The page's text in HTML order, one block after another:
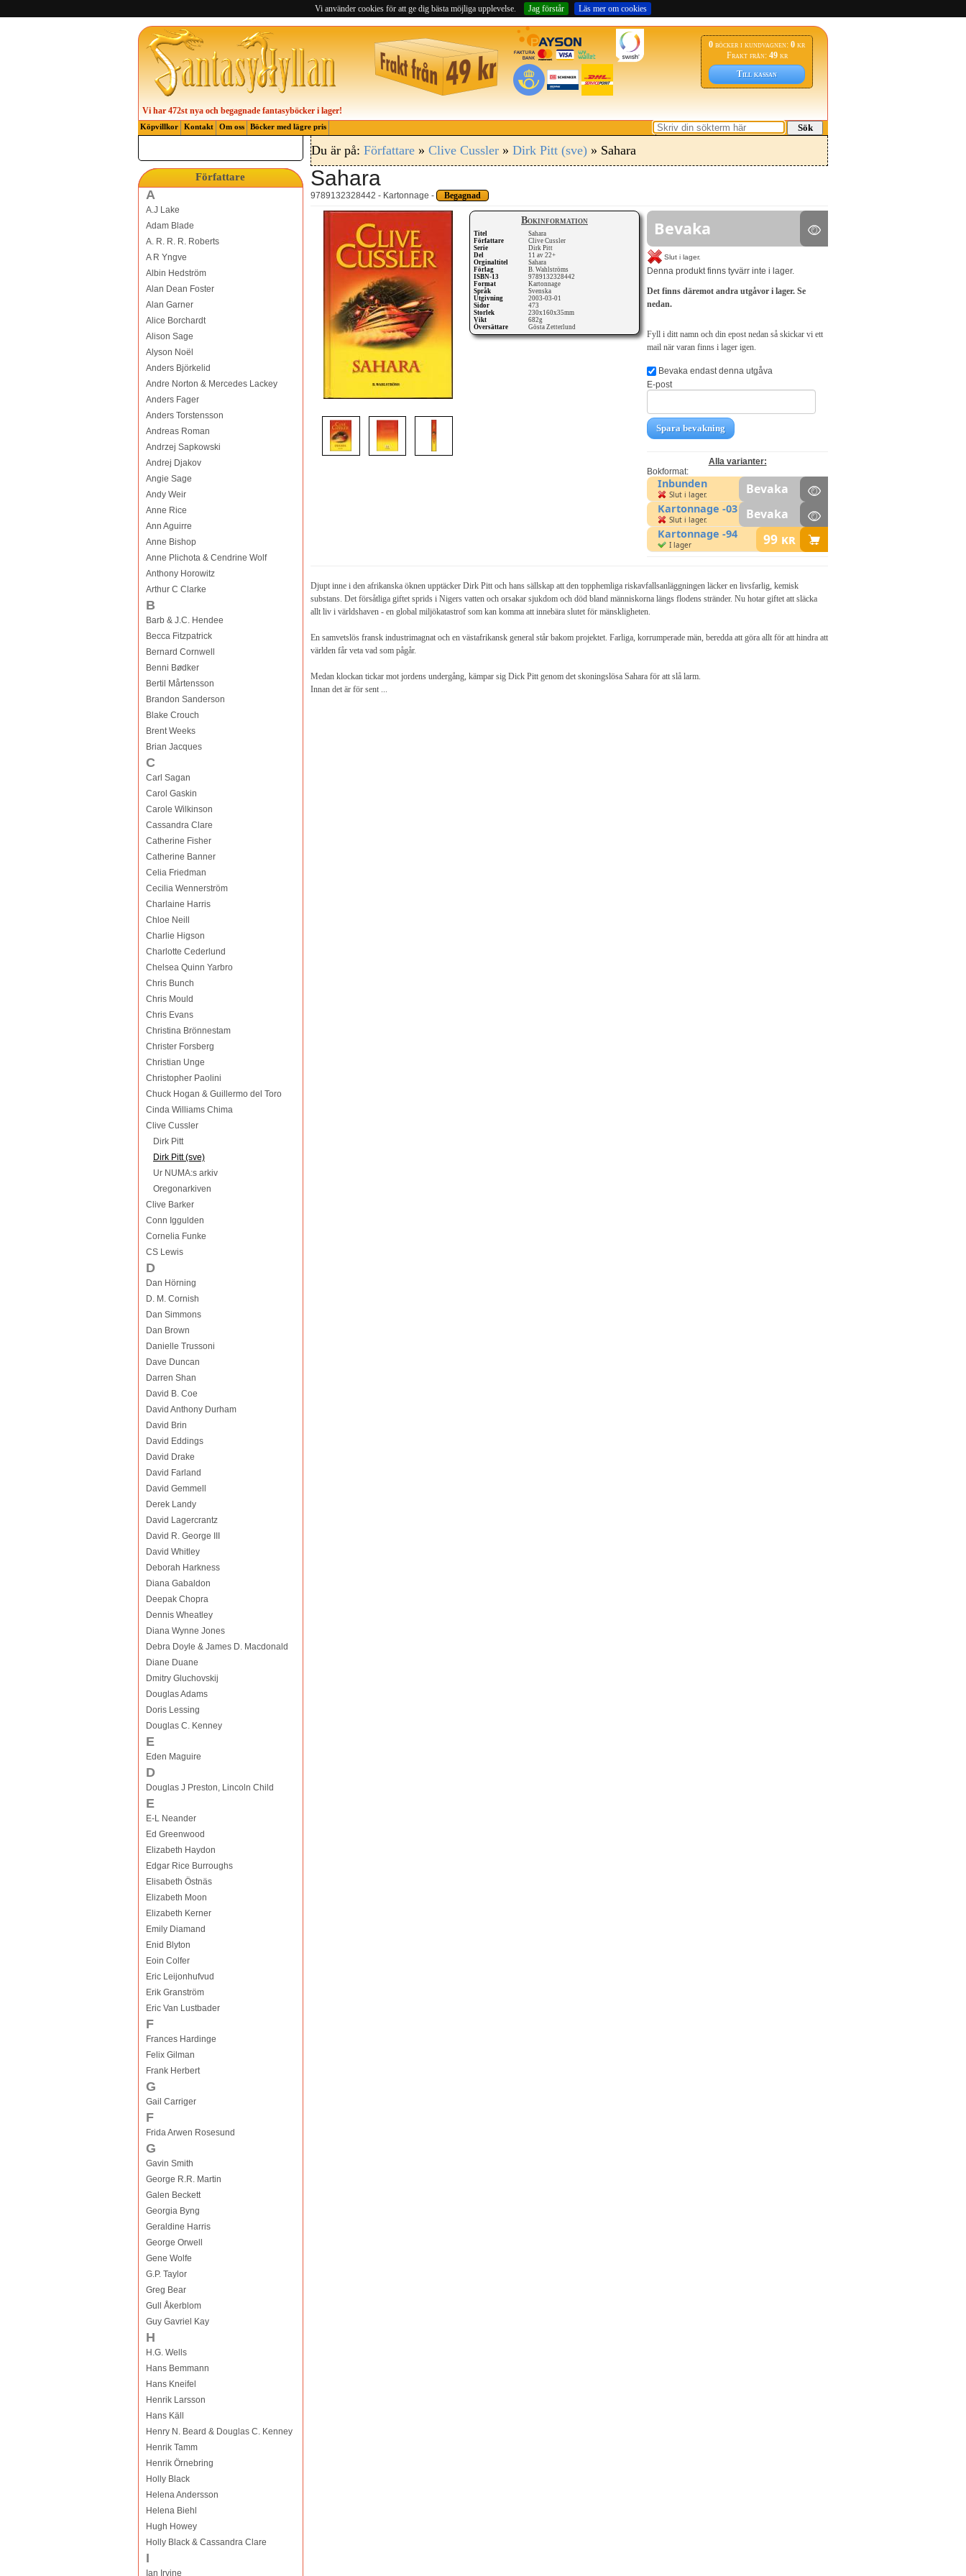
Vi använder cookies för att ge dig bästa möjliga upplevelse. Jag förstår Läs mer om cookies
0 böcker i kundvagnen:0kr
Frakt från: 49kr
Till kassan
Vi har 472st nya och begagnade fantasyböcker i lager!
Köpvillkor Kontakt Om oss Böcker med lägre pris Sök
Författare
A
A.J Lake
Adam Blade
A. R. R. R. Roberts
A R Yngve
Albin Hedström
Alan Dean Foster
Alan Garner
Alice Borchardt
Alison Sage
Alyson Noël
Anders Björkelid
Andre Norton & Mercedes Lackey
Anders Fager
Anders Torstensson
Andreas Roman
Andrzej Sapkowski
Andrej Djakov
Angie Sage
Andy Weir
Anne Rice
Ann Aguirre
Anne Bishop
Anne Plichota & Cendrine Wolf
Anthony Horowitz
Arthur C Clarke
B
Barb & J.C. Hendee
Becca Fitzpatrick
Bernard Cornwell
Benni Bødker
Bertil Mårtensson
Brandon Sanderson
Blake Crouch
Brent Weeks
Brian Jacques
C
Carl Sagan
Carol Gaskin
Carole Wilkinson
Cassandra Clare
Catherine Fisher
Catherine Banner
Celia Friedman
Cecilia Wennerström
Charlaine Harris
Chloe Neill
Charlie Higson
Charlotte Cederlund
Chelsea Quinn Yarbro
Chris Bunch
Chris Mould
Chris Evans
Christina Brönnestam
Christer Forsberg
Christian Unge
Christopher Paolini
Chuck Hogan & Guillermo del Toro
Cinda Williams Chima
Clive Cussler
Dirk Pitt
Dirk Pitt (sve)
Ur NUMA:s arkiv
Oregonarkiven
Clive Barker
Conn Iggulden
Cornelia Funke
CS Lewis
D
Dan Hörning
D. M. Cornish
Dan Simmons
Dan Brown
Danielle Trussoni
Dave Duncan
Darren Shan
David B. Coe
David Anthony Durham
David Brin
David Eddings
David Drake
David Farland
David Gemmell
Derek Landy
David Lagercrantz
David R. George III
David Whitley
Deborah Harkness
Diana Gabaldon
Deepak Chopra
Dennis Wheatley
Diana Wynne Jones
Debra Doyle & James D. Macdonald
Diane Duane
Dmitry Gluchovskij
Douglas Adams
Doris Lessing
Douglas C. Kenney
E
Eden Maguire
D
Douglas J Preston, Lincoln Child
E
E-L Neander
Ed Greenwood
Elizabeth Haydon
Edgar Rice Burroughs
Elisabeth Östnäs
Elizabeth Moon
Elizabeth Kerner
Emily Diamand
Enid Blyton
Eoin Colfer
Eric Leijonhufvud
Erik Granström
Eric Van Lustbader
F
Frances Hardinge
Felix Gilman
Frank Herbert
G
Gail Carriger
F
Frida Arwen Rosesund
G
Gavin Smith
George R.R. Martin
Galen Beckett
Georgia Byng
Geraldine Harris
George Orwell
Gene Wolfe
G.P. Taylor
Greg Bear
Gull Åkerblom
Guy Gavriel Kay
H
H.G. Wells
Hans Bemmann
Hans Kneifel
Henrik Larsson
Hans Käll
Henry N. Beard & Douglas C. Kenney
Henrik Tamm
Henrik Örnebring
Holly Black
Helena Andersson
Helena Biehl
Hugh Howey
Holly Black & Cassandra Clare
I
Ian Irvine
Du är på: Författare» Clive Cussler» Dirk Pitt (sve)» Sahara
Sahara
9789132328442 - Kartonnage - Begagnad
Bokinformation
Titel
Sahara
Författare
Clive Cussler
Serie
Dirk Pitt
Del
11 av 22+
Orginaltitel
Sahara
Förlag
B. Wahlströms
ISBN-13
9789132328442
Format
Kartonnage
Språk
Svenska
Utgivning
2003-03-01
Sidor
473
Storlek
230x160x35mm
Vikt
682g
Översättare
Gösta Zetterlund
Bevaka
Slut i lager.
Denna produkt finns tyvärr inte i lager.
Det finns däremot andra utgåvor i lager. Se
nedan.
Fyll i ditt namn och din epost nedan så skickar vi ett
mail när varan finns i lager igen.
Bevaka endast denna utgåva
E-post
Spara bevakning
Alla varianter:
Bokformat:
Inbunden
Slut i lager. Bevaka
Kartonnage -03
Slut i lager. Bevaka
Kartonnage -94
I lager 99 kr
Djupt inne i den afrikanska öknen upptäcker Dirk Pitt och hans sällskap att den topphemliga riskavfallsanläggningen läcker en livsfarlig, kemisk
substans. Det försåtliga giftet sprids i Nigers vatten och orsakar sjukdom och död bland människorna längs flodens stränder. Nu hotar giftet att släcka
allt liv i världshaven - en global miljökatastrof som kan komma att innebära slutet för mänskligheten.
En samvetslös fransk industrimagnat och en västafrikansk general står bakom projektet. Farliga, korrumperade män, beredda att göra allt för att hindra att
världen får veta vad som pågår.
Medan klockan tickar mot jordens undergång, kämpar sig Dick Pitt genom det skoningslösa Sahara för att slå larm.
Innan det är för sent ...